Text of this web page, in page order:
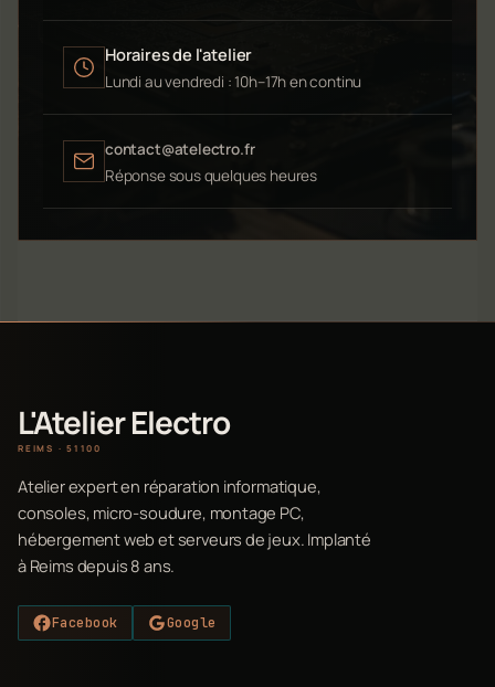
Horaires de l'atelier
Lundi au vendredi : 10h–17h en continu
contact@atelectro.fr
Réponse sous quelques heures
L'Atelier Electro
REIMS · 51100
Atelier expert en réparation informatique,
consoles, micro-soudure, montage PC,
hébergement web et serveurs de jeux. Implanté
à Reims depuis 8 ans.
Facebook Google